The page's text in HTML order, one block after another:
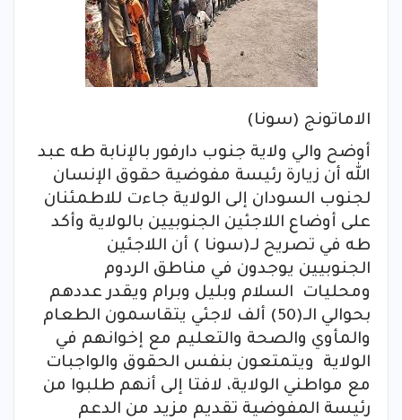
الاماتونج (سونا)
أوضح والي ولاية جنوب دارفور بالإنابة طه عبد
الله أن زيارة رئيسة مفوضية حقوق الإنسان
لجنوب السودان إلى الولاية جاءت للاطمئنان
على أوضاع اللاجئين الجنوبيين بالولاية وأكد
طه في تصريح لـ(سونا ) أن اللاجئين
الجنوبيين يوجدون في مناطق الردوم
ومحليات السلام وبليل وبرام ويقدر عددهم
بحوالي الـ(50) ألف لاجئي يتقاسمون الطعام
والمأوي والصحة والتعليم مع إخوانهم في
الولاية ويتمتعون بنفس الحقوق والواجبات
مع مواطني الولاية، لافتا إلى أنهم طلبوا من
رئيسة المفوضية تقديم مزيد من الدعم